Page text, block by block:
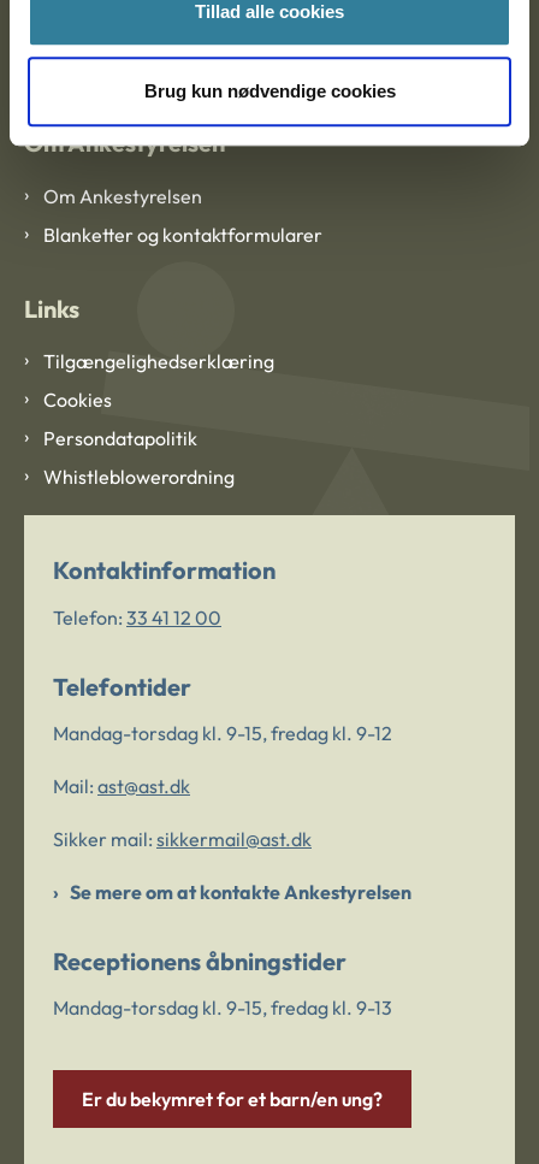
Tillad alle cookies
Brug kun nødvendige cookies
EAN: 57 98 000 35 48 21
CVR: 1007 4002
Om Ankestyrelsen
Om Ankestyrelsen
Blanketter og kontaktformularer
Links
Tilgængelighedserklæring
Cookies
Persondatapolitik
Whistleblowerordning
Kontaktinformation
Telefon: 33 41 12 00
Telefontider
Mandag-torsdag kl. 9-15, fredag kl. 9-12
Mail: ast@ast.dk
Sikker mail: sikkermail@ast.dk
Se mere om at kontakte Ankestyrelsen
Receptionens åbningstider
Mandag-torsdag kl. 9-15, fredag kl. 9-13
Er du bekymret for et barn/en ung?